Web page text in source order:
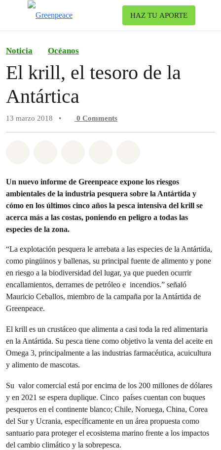
HAZ TU APORTE
Noticia Océanos
El krill, el tesoro de la
Antártica
13 marzo 2018 • 0 Comments
Un nuevo informe de Greenpeace expone los riesgos
ambientales de la industria pesquera sobre la Antártida y
cómo en los últimos cinco años la pesca intensiva del krill se
acerca más a las costas, poniendo en peligro a todas las
especies de la zona.
“La explotación pesquera le arrebata a las especies de la Antártida,
como pingüinos y ballenas, su principal fuente de alimento y pone
en riesgo a la biodiversidad del lugar, ya que pueden ocurrir
encallamientos, derrames de petróleo e incendios.” señaló
Mauricio Ceballos, miembro de la campaña por la Antártida de
Greenpeace.
El krill es un crustáceo que alimenta a casi toda la red alimentaria
en la Antártida. Su pesca tiene como objetivo la venta del aceite en
Omega 3, principalmente a las industrias farmacéutica, acuicultura
y alimento de mascotas.
Su valor comercial está por encima de los 200 millones de dólares
y en 2021 se espera duplique. Cinco países cuentan con buques
pesqueros en el continente blanco; Chile, Noruega, China, Corea
del Sur y Ucrania, específicamente en un área propuesta como
santuario para proteger el ecosistema marino frente a los impactos
del cambio climático y la sobrepesca.